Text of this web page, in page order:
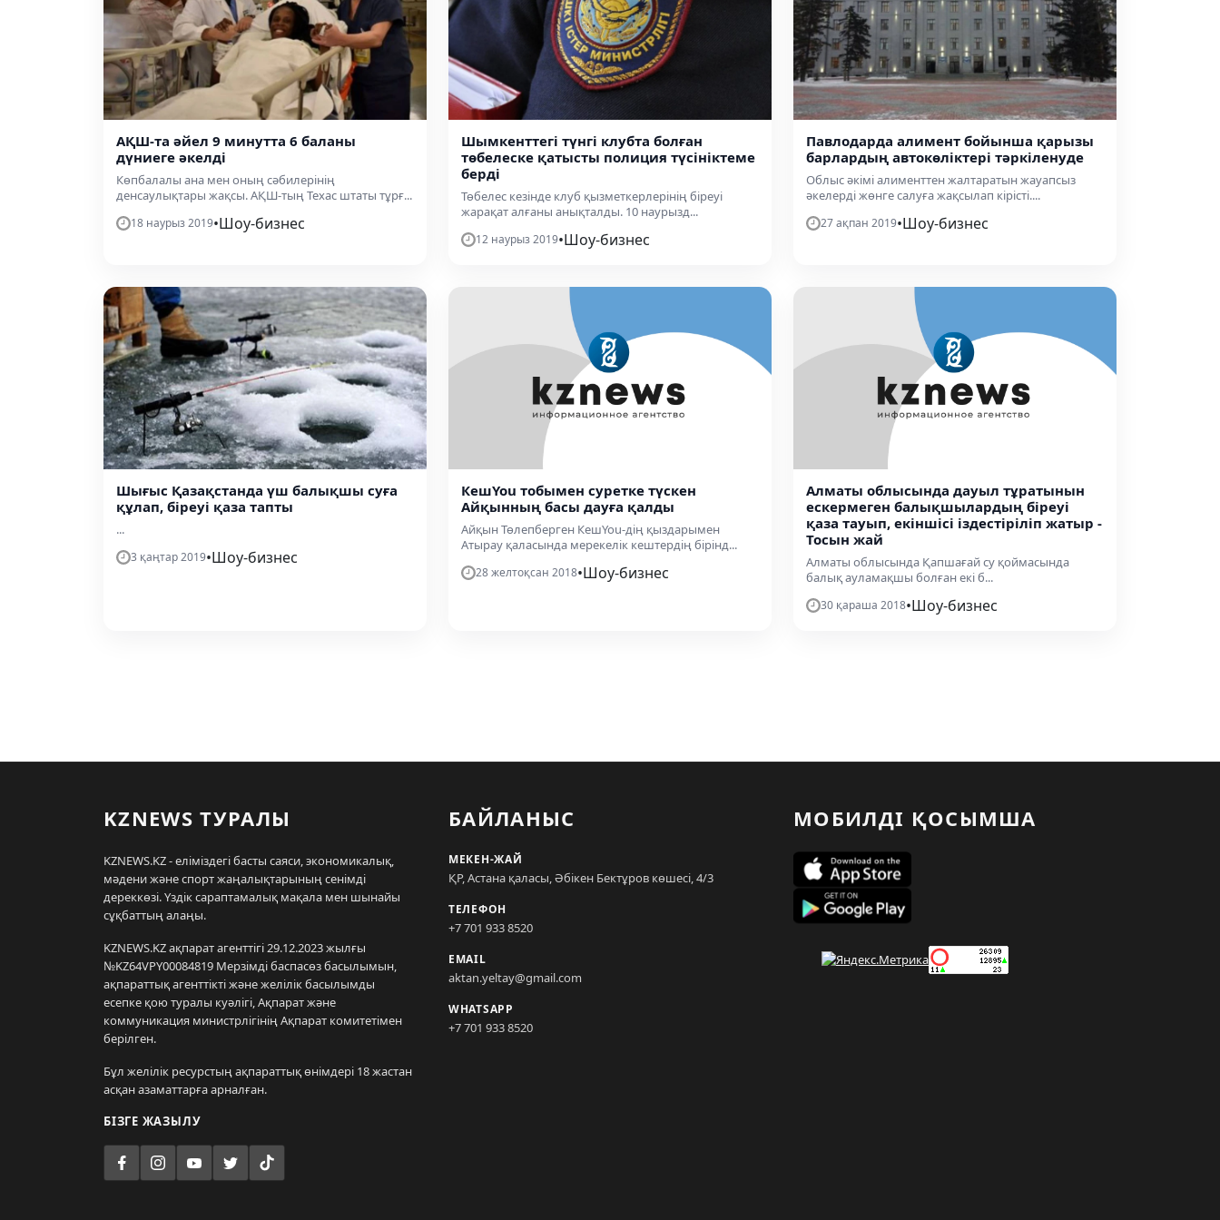
АҚШ-та әйел 9 минутта 6 баланы
дүниеге әкелді
Көпбалалы ана мен оның сәбилерінің
денсаулықтары жақсы. АҚШ-тың Техас штаты тұрғ...
18 наурыз 2019•Шоу-бизнес
Шымкенттегі түнгі клубта болған
төбелеске қатысты полиция түсініктеме
берді
Төбелес кезінде клуб қызметкерлерінің біреуі
жарақат алғаны анықталды. 10 наурызд...
12 наурыз 2019•Шоу-бизнес
Павлодарда алимент бойынша қарызы
барлардың автокөліктері тәркіленуде
Облыс әкімі алименттен жалтаратын жауапсыз
әкелерді жөнге салуға жақсылап кірісті....
27 ақпан 2019•Шоу-бизнес
Шығыс Қазақстанда үш балықшы суға
құлап, біреуі қаза тапты
...
3 қаңтар 2019•Шоу-бизнес
КешYou тобымен суретке түскен
Айқынның басы дауға қалды
Айқын Төлепберген КешYou-дің қыздарымен
Атырау қаласында мерекелік кештердің бірінд...
28 желтоқсан 2018•Шоу-бизнес
Алматы облысында дауыл тұратынын
ескермеген балықшылардың біреуі
қаза тауып, екіншісі іздестіріліп жатыр -
Тосын жай
Алматы облысында Қапшағай су қоймасында
балық ауламақшы болған екі б...
30 қараша 2018•Шоу-бизнес
KZNEWS ТУРАЛЫ
KZNEWS.KZ - еліміздегі басты саяси, экономикалық,
мәдени және спорт жаңалықтарының сенімді
дереккөзі. Үздік сараптамалық мақала мен шынайы
сұқбаттың алаңы.
KZNEWS.KZ ақпарат агенттігі 29.12.2023 жылғы
№KZ64VPY00084819 Мерзімді баспасөз басылымын,
ақпараттық агенттікті және желілік басылымды
есепке қою туралы куәлігі, Ақпарат және
коммуникация министрлігінің Ақпарат комитетімен
берілген.
Бұл желілік ресурстың ақпараттық өнімдері 18 жастан
асқан азаматтарға арналған.
БІЗГЕ ЖАЗЫЛУ
БАЙЛАНЫС
МЕКЕН-ЖАЙ
ҚР, Астана қаласы, Әбікен Бектұров көшесі, 4/3
ТЕЛЕФОН
+7 701 933 8520
EMAIL
aktan.yeltay@gmail.com
WHATSAPP
+7 701 933 8520
МОБИЛДІ ҚОСЫМША